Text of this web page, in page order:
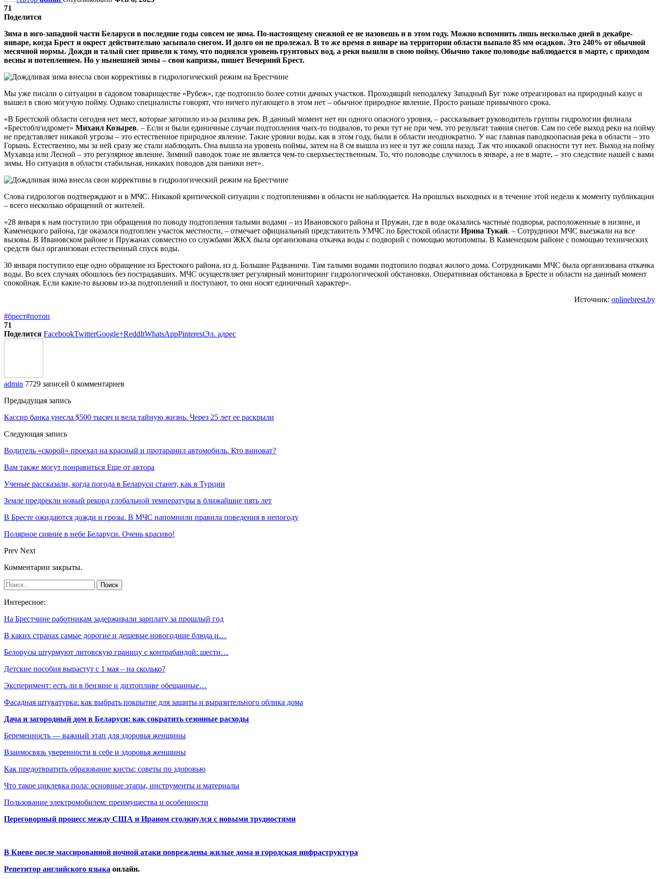
71
Поделится
Зима в юго-западной части Беларуси в последние годы совсем не зима. По-настоящему снежной ее не назовешь и в этом году. Можно вспомнить лишь несколько дней в декабре-
январе, когда Брест и окрест действительно засыпало снегом. И долго он не пролежал. В то же время в январе на территории области выпало 85 мм осадков. Это 240% от обычной
месячной нормы. Дожди и талый снег привели к тому, что поднялся уровень грунтовых вод, а реки вышли в свою пойму. Обычно такое половодье наблюдается в марте, с приходом
весны и потеплением. Но у нынешней зимы – свои капризы, пишет Вечерний Брест.
Мы уже писали о ситуации в садовом товариществе «Рубеж», где подтопило более сотни дачных участков. Проходящий неподалеку Западный Буг тоже отреагировал на природный казус и
вышел в свою могучую пойму. Однако специалисты говорят, что ничего пугающего в этом нет – обычное природное явление. Просто раньше привычного срока.
«В Брестской области сегодня нет мест, которые затопило из-за разлива рек. В данный момент нет ни одного опасного уровня, – рассказывает руководитель группы гидрологии филиала
«Брестоблгидромет» Михаил Козырев. – Если и были единичные случаи подтопления чьих-то подвалов, то реки тут не при чем, это результат таяния снегов. Сам по себе выход реки на пойму
не представляет никакой угрозы – это естественное природное явление. Такие уровни воды, как в этом году, были в области неоднократно. У нас главная паводкоопасная река в области – это
Горынь. Естественно, мы за ней сразу же стали наблюдать. Она вышла на уровень поймы, затем на 8 см вышла из нее и тут же сошла назад. Так что никакой опасности тут нет. Выход на пойму
Мухавца или Лесной – это регулярное явление. Зимний паводок тоже не является чем-то сверхъестественным. То, что половодье случилось в январе, а не в марте, – это следствие нашей с вами
зимы. Но ситуация в области стабильная, никаких поводов для паники нет».
Слова гидрологов подтверждают и в МЧС. Никакой критической ситуации с подтоплениями в области не наблюдается. На прошлых выходных и в течение этой недели к моменту публикации
– всего несколько обращений от жителей.
«28 января к нам поступило три обращения по поводу подтопления талыми водами – из Ивановского района и Пружан, где в воде оказались частные подворья, расположенные в низине, и
Каменецкого района, где оказался подтоплен участок местности, – отмечает официальный представитель УМЧС по Брестской области Ирина Тукай. – Сотрудники МЧС выезжали на все
вызовы. В Ивановском районе и Пружанах совместно со службами ЖКХ была организована откачка воды с подворий с помощью мотопомпы. В Каменецком районе с помощью технических
средств был организован естественный спуск воды.
30 января поступило еще одно обращение из Брестского района, из д. Большие Радваничи. Там талыми водами подтопило подвал жилого дома. Сотрудниками МЧС была организована откачка
воды. Во всех случаях обошлось без пострадавших. МЧС осуществляет регулярный мониторинг гидрологической обстановки. Оперативная обстановка в Бресте и области на данный момент
спокойная. Если какие-то вызовы из-за подтоплений и поступают, то они носят единичный характер».
Источник: onlinebrest.by
#брест#потоп
71
Поделится FacebookTwitterGoogle+ReddItWhatsAppPinterestЭл. адрес
admin 7729 записей 0 комментариев
Предыдущая запись
Кассир банка унесла $500 тысяч и вела тайную жизнь. Через 25 лет ее раскрыли
Следующая запись
Водитель «скорой» проехал на красный и протаранил автомобиль. Кто виноват?
Вам также могут понравиться Еще от автора
Ученые рассказали, когда погода в Беларуси станет, как в Турции
Земле предрекли новый рекорд глобальной температуры в ближайшие пять лет
В Бресте ожидаются дожди и грозы. В МЧС напомнили правила поведения в непогоду
Полярное сияние в небе Беларуси. Очень красиво!
Prev Next
Комментарии закрыты.
Интересное:
На Брестчине работникам задерживали зарплату за прошлый год
В каких странах самые дорогие и дешевые новогодние блюда и…
Белорусы штурмуют литовскую границу с контрабандой: шести…
Детские пособия вырастут с 1 мая – на сколько?
Эксперимент: есть ли в бензине и дизтопливе обещанные…
Фасадная штукатурка: как выбрать покрытие для защиты и выразительного облика дома
Дача и загородный дом в Беларуси: как сократить сезонные расходы
Беременность — важный этап для здоровья женщины
Взаимосвязь уверенности в себе и здоровья женщины
Как предотвратить образование кисты: советы по здоровью
Что такое циклевка пола: основные этапы, инструменты и материалы
Пользование электромобилем: преимущества и особенности
Переговорный процесс между США и Ираном столкнулся с новыми трудностями
В Киеве после массированной ночной атаки повреждены жилые дома и городская инфраструктура
Репетитор английского языка онлайн.